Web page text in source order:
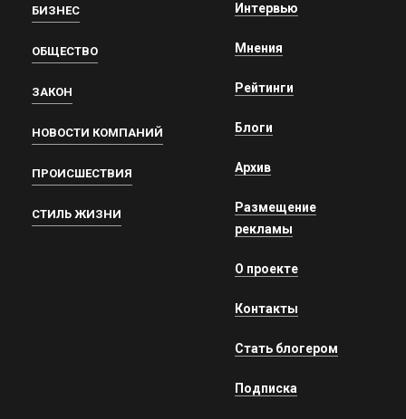
БИЗНЕС
ОБЩЕСТВО
ЗАКОН
НОВОСТИ КОМПАНИЙ
ПРОИСШЕСТВИЯ
СТИЛЬ ЖИЗНИ
Интервью
Мнения
Рейтинги
Блоги
Архив
Размещение
рекламы
О проекте
Контакты
Стать блогером
Подписка